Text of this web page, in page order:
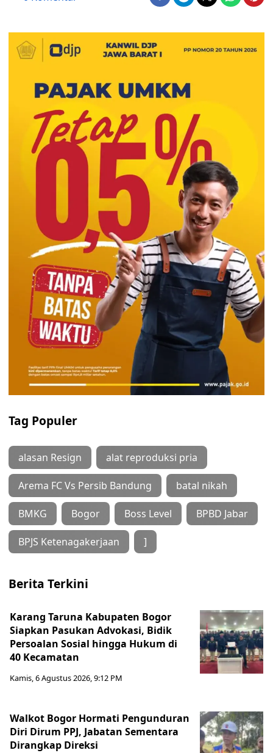
Tag Populer
alasan Resign alat reproduksi pria
Arema FC Vs Persib Bandung batal nikah
BMKG Bogor Boss Level BPBD Jabar
BPJS Ketenagakerjaan ]
Berita Terkini
Karang Taruna Kabupaten Bogor
Siapkan Pasukan Advokasi, Bidik
Persoalan Sosial hingga Hukum di
40 Kecamatan
Kamis, 6 Agustus 2026, 9:12 PM
Walkot Bogor Hormati Pengunduran
Diri Dirum PPJ, Jabatan Sementara
Dirangkap Direksi